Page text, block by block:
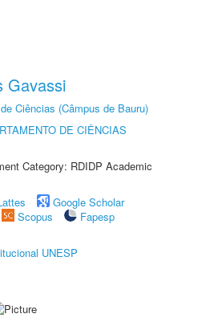
Gavassi
Ciências (Câmpus de Bauru)
DE CIÊNCIAS
Category: RDIDP Academic
Google Scholar
Scopus
Fapesp
UNESP